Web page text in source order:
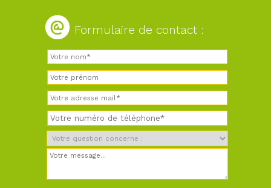
Formulaire de contact :